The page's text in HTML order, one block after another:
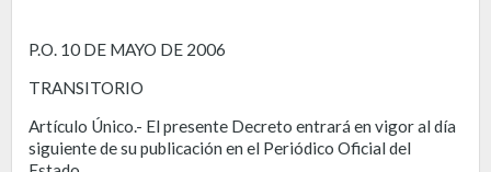
P.O. 10 DE MAYO DE 2006
TRANSITORIO
Artículo Único.- El presente Decreto entrará en vigor al día
siguiente de su publicación en el Periódico Oficial del